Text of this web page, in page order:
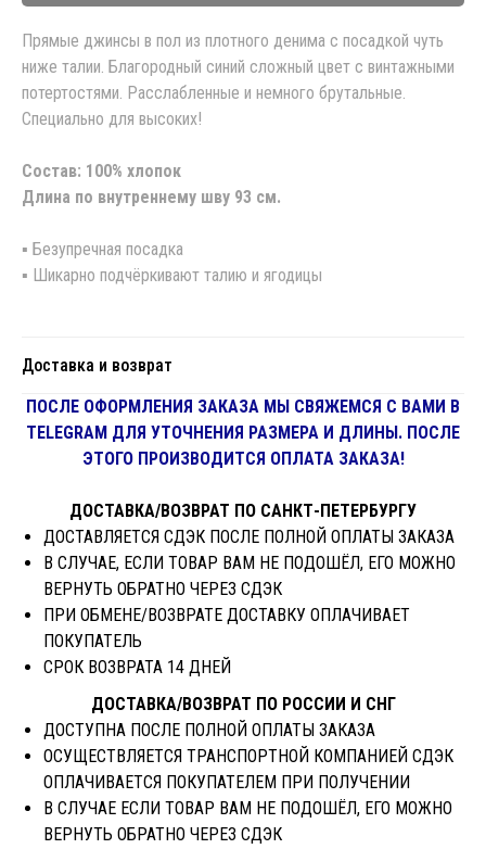
Прямые джинсы в пол из плотного денима с посадкой чуть
ниже талии. Благородный синий сложный цвет с винтажными
потертостями. Расслабленные и немного брутальные.
Специально для высоких!
Состав: 100% хлопок
Длина по внутреннему шву 93 см.
▪️ Безупречная посадка
▪️ Шикарно подчёркивают талию и ягодицы
Доставка и возврат
ПОСЛЕ ОФОРМЛЕНИЯ ЗАКАЗА МЫ СВЯЖЕМСЯ С ВАМИ В
TELEGRAM ДЛЯ УТОЧНЕНИЯ РАЗМЕРА И ДЛИНЫ. ПОСЛЕ
ЭТОГО ПРОИЗВОДИТСЯ ОПЛАТА ЗАКАЗА!
ДОСТАВКА/ВОЗВРАТ ПО САНКТ-ПЕТЕРБУРГУ
ДОСТАВЛЯЕТСЯ СДЭК ПОСЛЕ ПОЛНОЙ ОПЛАТЫ ЗАКАЗА
В СЛУЧАЕ, ЕСЛИ ТОВАР ВАМ НЕ ПОДОШЁЛ, ЕГО МОЖНО
ВЕРНУТЬ ОБРАТНО ЧЕРЕЗ СДЭК
ПРИ ОБМЕНЕ/ВОЗВРАТЕ ДОСТАВКУ ОПЛАЧИВАЕТ
ПОКУПАТЕЛЬ
СРОК ВОЗВРАТА 14 ДНЕЙ
ДОСТАВКА/ВОЗВРАТ ПО РОССИИ И СНГ
ДОСТУПНА ПОСЛЕ ПОЛНОЙ ОПЛАТЫ ЗАКАЗА
ОСУЩЕСТВЛЯЕТСЯ ТРАНСПОРТНОЙ КОМПАНИЕЙ СДЭК
ОПЛАЧИВАЕТСЯ ПОКУПАТЕЛЕМ ПРИ ПОЛУЧЕНИИ
В СЛУЧАЕ ЕСЛИ ТОВАР ВАМ НЕ ПОДОШЁЛ, ЕГО МОЖНО
ВЕРНУТЬ ОБРАТНО ЧЕРЕЗ CДЭК